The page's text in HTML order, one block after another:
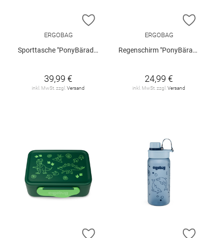
ZUR WUNSCHLISTE HINZUFÜGEN
ERGOBAG
Sporttasche "PonyBäradies"
39,99 €
inkl. MwSt. zzgl. Versand
ZUR
ERGOBAG
Regenschirm "PonyBäradies"
24,99 €
inkl. MwSt. zzgl. Versand
ZUR WUNSCHLISTE HINZUFÜGEN
ZUR